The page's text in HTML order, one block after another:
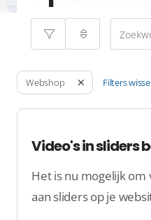
Webshop Filters
Video's in sliders
Het is nu mogelijk om
aan sliders op je